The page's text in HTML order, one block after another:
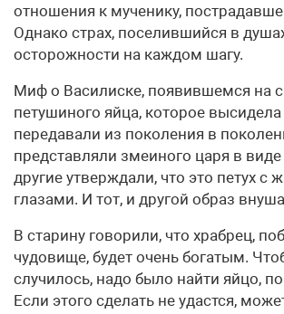
отношения к мученику,
Однако страх, поселившийся в
осторожности на каждом шагу.
Миф о Василиске, появившемся на
петушиного яйца, которое
передавали из поколения в
представляли змеиного царя в
другие утверждали, что это петух с
глазами. И тот, и другой образ
В старину говорили, что храбрец,
чудовище, будет очень богатым.
случилось, надо было найти яйцо,
Если этого сделать не удастся,